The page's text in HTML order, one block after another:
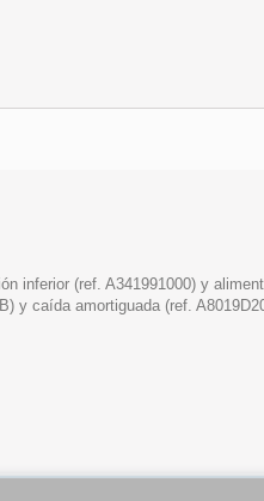
inferior (ref. A341991000) y
y caída amortiguada (ref.